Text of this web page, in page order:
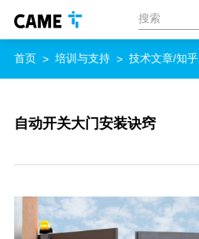
首页 > 培训与支持 > 技术文章/知乎
自动开关大门安装诀窍